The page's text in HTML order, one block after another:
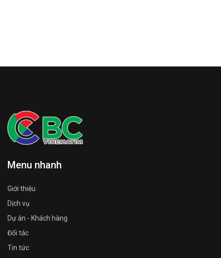
Menu nhanh
Giới thiệu
Dịch vụ
Dự án - Khách hàng
Đối tác
Tin tức